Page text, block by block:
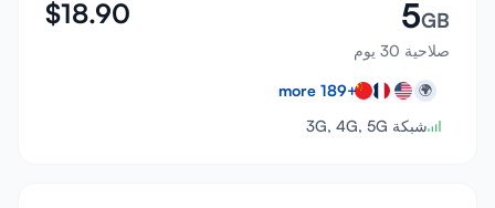
5GB
صلاحية 30 يوم
$18.90
🌍
+
189
شبكة 3G, 4G, 5G